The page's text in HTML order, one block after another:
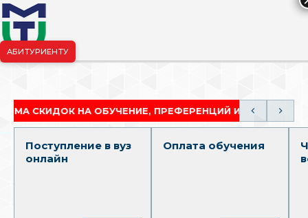
АБИТУРИЕНТУ
СКИДОК НА ОБУЧЕНИЕ, ПРЕФЕРЕНЦИЙ И ГРАНТОВ
Поступление в вуз
онлайн
Оплата обучения